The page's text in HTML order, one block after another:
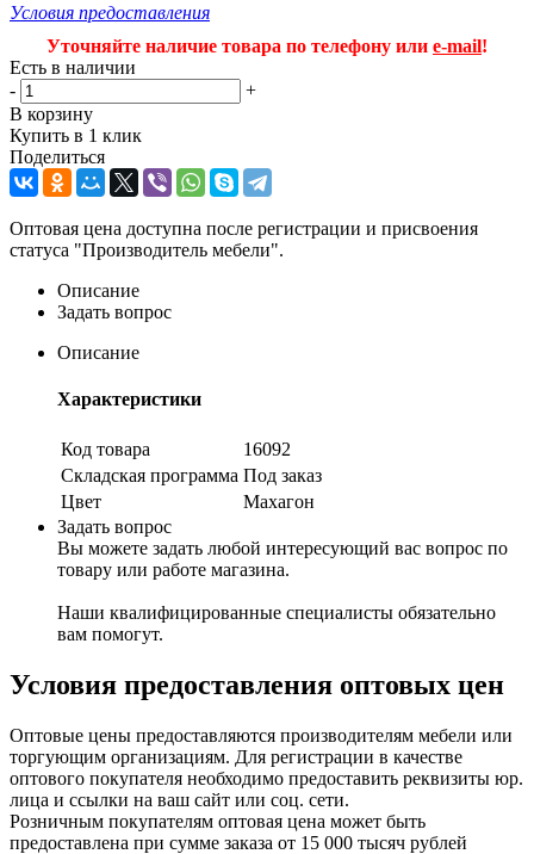
Условия предоставления
Уточняйте наличие товара по телефону или e-mail!
Есть в наличии
-
+
В корзину
Купить в 1 клик
Поделиться
Оптовая цена доступна после регистрации и присвоения
статуса "Производитель мебели".
Описание
Задать вопрос
Описание
Характеристики
Код товара
16092
Складская программа Под заказ
Цвет
Махагон
Задать вопрос
Вы можете задать любой интересующий вас вопрос по
товару или работе магазина.
Наши квалифицированные специалисты обязательно
вам помогут.
Условия предоставления оптовых цен
Оптовые цены предоставляются производителям мебели или
торгующим организациям. Для регистрации в качестве
оптового покупателя необходимо предоставить реквизиты юр.
лица и ссылки на ваш сайт или соц. сети.
Розничным покупателям оптовая цена может быть
предоставлена при сумме заказа от 15 000 тысяч рублей